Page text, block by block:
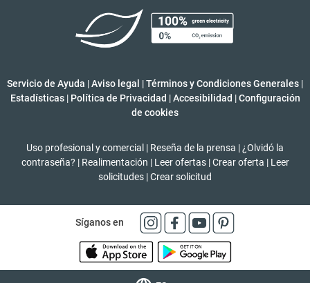
Servicio de Ayuda |Aviso legal |Términos y Condiciones Generales |
Estadísticas | Política de Privacidad | Accesibilidad | Configuración
de cookies
Uso profesional y comercial | Reseña de la prensa | ¿Olvidó la
contraseña? | Realimentación | Leer ofertas | Crear oferta | Leer
solicitudes |Crear solicitud
Síganos en